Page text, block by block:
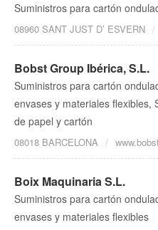
Suministros para cartón
08960 SANT JUST D’ ESVERN
Bobst Group Ibérica, S.L.
Suministros para cartón
envases y materiales flexibles,
de papel y cartón
08018 BARCELONA
Boix Maquinaria S.L.
Suministros para cartón
envases y materiales flexibles